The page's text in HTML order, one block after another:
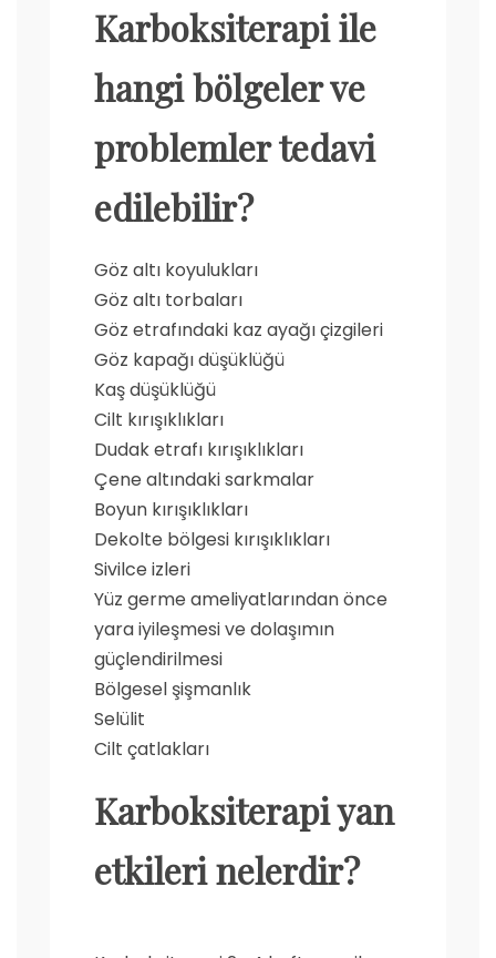
Karboksiterapi ile
hangi bölgeler ve
problemler tedavi
edilebilir?
Göz altı koyulukları
Göz altı torbaları
Göz etrafındaki kaz ayağı çizgileri
Göz kapağı düşüklüğü
Kaş düşüklüğü
Cilt kırışıklıkları
Dudak etrafı kırışıklıkları
Çene altındaki sarkmalar
Boyun kırışıklıkları
Dekolte bölgesi kırışıklıkları
Sivilce izleri
Yüz germe ameliyatlarından önce
yara iyileşmesi ve dolaşımın
güçlendirilmesi
Bölgesel şişmanlık
Selülit
Cilt çatlakları
Karboksiterapi yan
etkilerinelerdir?